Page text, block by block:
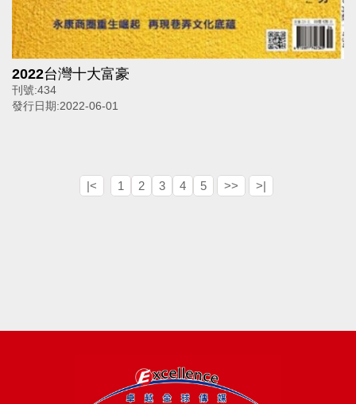
2022台灣十大富豪
刊號:434
發行日期:2022-06-01
|< 1 2 3 4 5 >> >|